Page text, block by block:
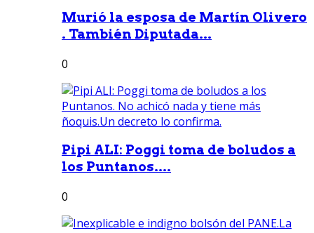
Murió la esposa de Martín Olivero
. También Diputada...
0
Pipi ALI: Poggi toma de boludos a
los Puntanos....
0